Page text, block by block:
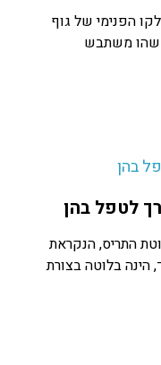
הפנימי של גוף
משתבש
לטפל בהן
התריס, הנקראת
הינה בלוטה בצורת